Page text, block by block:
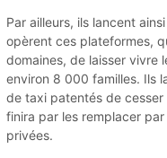
Par ailleurs, ils lancent
opèrent ces plateformes,
domaines, de laisser vivre
environ 8 000 familles. Ils
de taxi patentés de
finira par les remplacer
privées.